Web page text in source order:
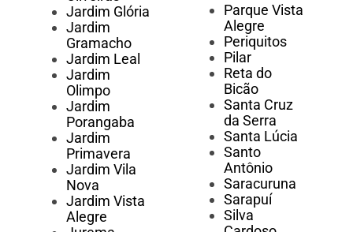
Jardim Glória
Jardim
Gramacho
Jardim Leal
Jardim
Olimpo
Jardim
Porangaba
Jardim
Primavera
Jardim Vila
Nova
Jardim Vista
Alegre
Parque Vista
Alegre
Periquitos
Pilar
Reta do
Bicão
Santa Cruz
da Serra
Santa Lúcia
Santo
Antônio
Saracuruna
Sarapuí
Silva